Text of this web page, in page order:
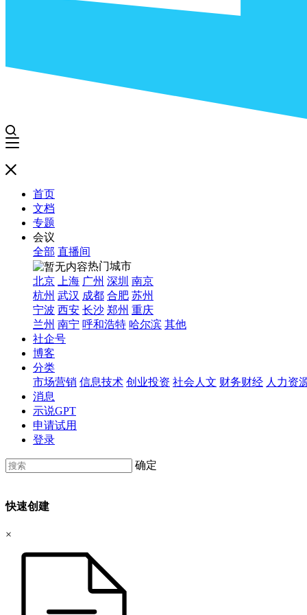
首页
文档
专题
会议
全部 直播间
热门城市
北京
上海 广州 深圳 南京
杭州 武汉 成都 合肥 苏州
宁波 西安 长沙 郑州 重庆
兰州 南宁 呼和浩特 哈尔滨 其他
社企号
博客
分类
市场营销 信息技术 创业投资 社会人文 财务财经 人力资
消息
示说GPT
申请试用
登录
确定
快速创建
×